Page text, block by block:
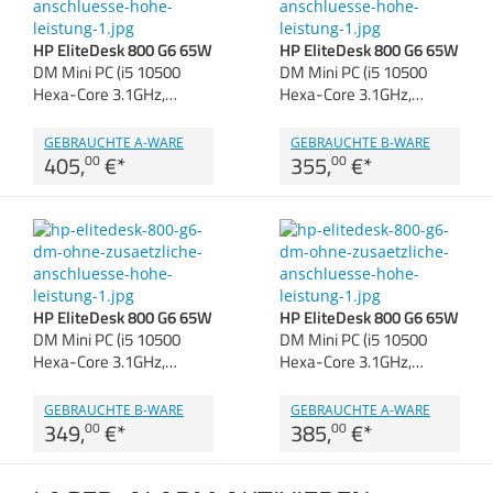
Gehäuse
Sonstiges
Zubehör
Anmelden | Registrieren
HP EliteDesk 800 G6 65W
DM Mini PC (i5 10500
Hexa-Core 3.1GHz,…
GEBRAUCHTE A-WARE
405,00 €*
HP EliteDesk 800 G6 65W
DM Mini PC (i5 10500
Hexa-Core 3.1GHz,…
GEBRAUCHTE B-WARE
355,00 €*
HP EliteDesk 800 G6 65W
DM Mini PC (i5 10500
Hexa-Core 3.1GHz,…
GEBRAUCHTE B-WARE
349,00 €*
HP EliteDesk 800 G6 65W
DM Mini PC (i5 10500
Hexa-Core 3.1GHz,…
GEBRAUCHTE A-WARE
385,00 €*